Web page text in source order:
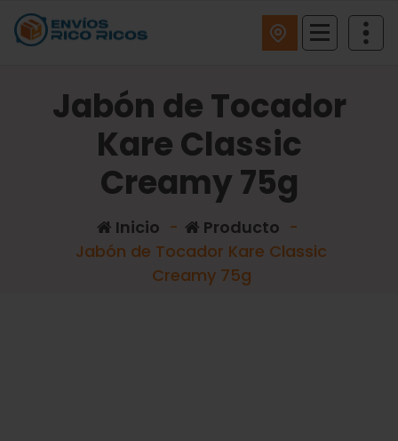
Jabón de Tocador
Kare Classic
Creamy 75g
Inicio - Producto -
Jabón de Tocador Kare Classic
Creamy 75g